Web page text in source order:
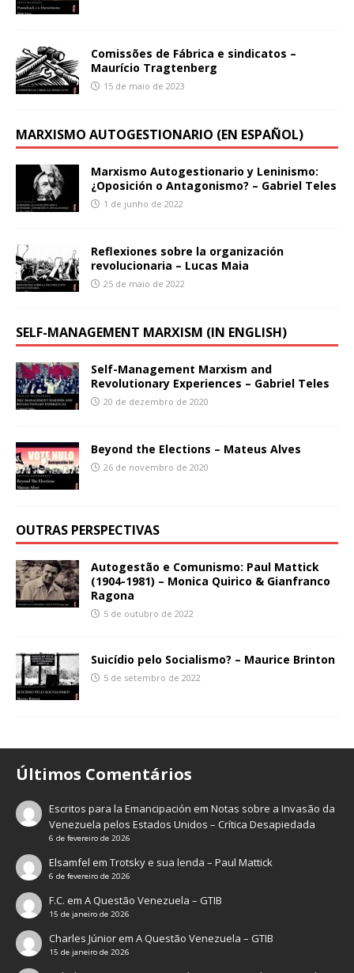
Comissões de Fábrica e sindicatos –
Maurício Tragtenberg
15 de maio de 2023
MARXISMO AUTOGESTIONARIO (EN ESPAÑOL)
Marxismo Autogestionario y Leninismo:
¿Oposición o Antagonismo? – Gabriel Teles
1 de junho de 2022
Reflexiones sobre la organización
revolucionaria – Lucas Maia
25 de maio de 2022
SELF-MANAGEMENT MARXISM (IN ENGLISH)
Self-Management Marxism and
Revolutionary Experiences – Gabriel Teles
20 de dezembro de 2020
Beyond the Elections – Mateus Alves
26 de novembro de 2020
OUTRAS PERSPECTIVAS
Autogestão e Comunismo: Paul Mattick
(1904-1981) – Monica Quirico & Gianfranco
Ragona
5 de outubro de 2022
Suicídio pelo Socialismo? – Maurice Brinton
5 de setembro de 2022
Últimos Comentários
Escritos para la Emancipación emNotas sobre a Invasão da
Venezuela pelos Estados Unidos – Crítica Desapiedada
6 de fevereiro de 2026
Elsamfel emTrotsky e sua lenda – Paul Mattick
6 de fevereiro de 2026
F.C. emA Questão Venezuela – GTIB
15 de janeiro de 2026
Charles JúnioremA Questão Venezuela – GTIB
15 de janeiro de 2026